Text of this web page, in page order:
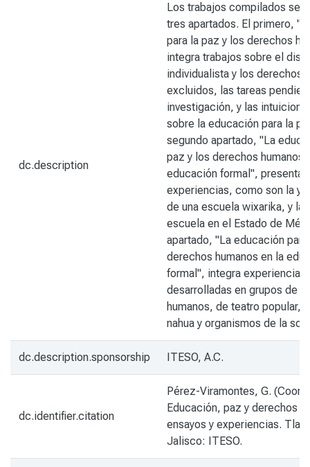
dc.description
Los trabajos compilados se
tres apartados. El primero,
para la paz y los derechos
integra trabajos sobre el
individualista y los derechos
excluidos, las tareas
investigación, y las
sobre la educación para la
segundo apartado, "La
paz y los derechos humanos
educación formal", presenta
experiencias, como son la
de una escuela wixarika, y la
escuela en el Estado de
apartado, "La educación
derechos humanos en la
formal", integra experiencias
desarrolladas en grupos de
humanos, de teatro popular,
nahua y organismos de la
dc.description.sponsorship ITESO, A.C.
dc.identifier.citation
Pérez-Viramontes, G.
Educación, paz y derechos
ensayos y experiencias.
Jalisco: ITESO.